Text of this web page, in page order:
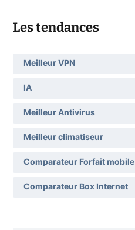
Les tendances
Meilleur VPN
IA
Meilleur Antivirus
Meilleur climatiseur
Comparateur Forfait mobile
Comparateur Box Internet